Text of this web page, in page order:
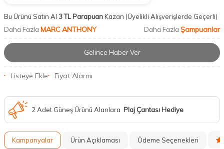
Bu Ürünü Satın Al 3 TL ParapuanKazan (Üyelikli Alışverişlerde Geçerli)
Daha Fazla MARC ANTHONY Daha Fazla Şampuanlar
Gelince Haber Ver
Listeye Ekle Fiyat Alarmı
2 Adet Güneş Ürünü Alanlara Plaj Çantası Hediye
Kampanyalar Ürün Açıklaması Ödeme Seçenekleri